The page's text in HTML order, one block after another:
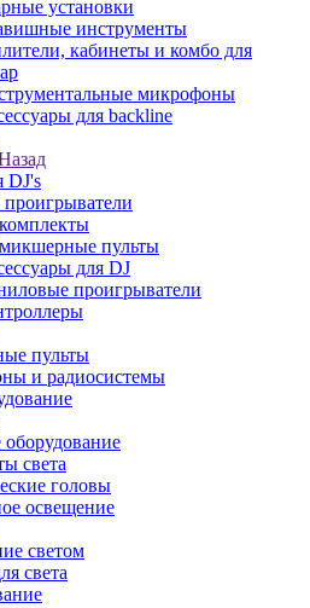
установки
инструменты
кабинеты и комбо для
микрофоны
для backline
DJ's
пульты
для DJ
проигрыватели
пульты
и радиосистемы
оборудование
света
головы
освещение
светом
света